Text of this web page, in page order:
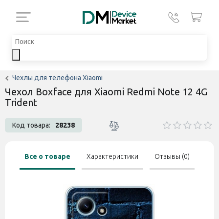
Чехлы для телефона Xiaomi
Чехол Boxface для Xiaomi Redmi Note 12 4G
Trident
Код товара: 28238
Все о товаре Характеристики Отзывы (0)